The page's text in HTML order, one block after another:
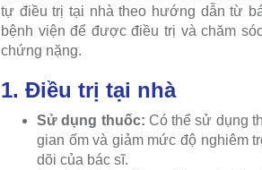
tự điều trị tại nhà theo hướng dẫn từ
bệnh viện để được điều trị và chăm
chứng nặng.
1. Điều trị tại nhà
Sử dụng thuốc: Có thể sử dụng
gian ốm và giảm mức độ nghiêm
dõi của bác sĩ.